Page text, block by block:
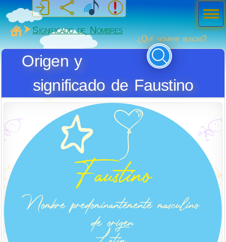
MiSabueso
Significado de Nombres
¿Qué nombre buscas?
Origen y
significado de Faustino
Men
ú